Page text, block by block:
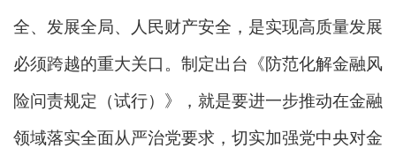
全、发展全局、人民财产安全，是实现高质量发展
必须跨越的重大关口。制定出台《防范化解金融风
险问责规定（试行）》，就是要进一步推动在金融
领域落实全面从严治党要求，切实加强党中央对金